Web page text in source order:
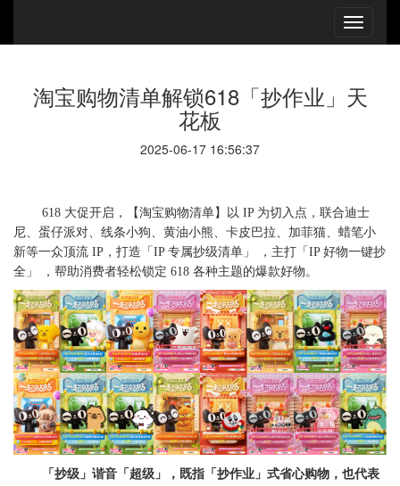
淘宝购物清单解锁618「抄作业」天
花板
2025-06-17 16:56:37
618 大促开启，【淘宝购物清单】以 IP 为切入点，联合迪士
尼、蛋仔派对、线条小狗、黄油小熊、卡皮巴拉、加菲猫、蜡笔小
新等一众顶流 IP，打造「IP 专属抄级清单」 ，主打「IP 好物一键抄
全」 ，帮助消费者轻松锁定 618 各种主题的爆款好物。
「抄级」谐音「超级」，既指「抄作业」式省心购物，也代表